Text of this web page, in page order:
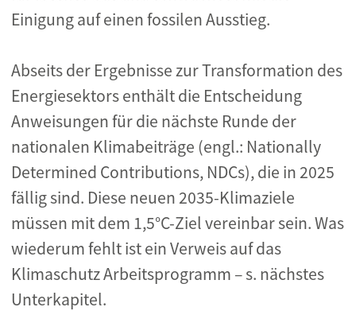
Einigung auf einen fossilen Ausstieg.
Abseits der Ergebnisse zur Transformation des
Energiesektors enthält die Entscheidung
Anweisungen für die nächste Runde der
nationalen Klimabeiträge (engl.: Nationally
Determined Contributions, NDCs), die in 2025
fällig sind. Diese neuen 2035-Klimaziele
müssen mit dem 1,5°C-Ziel vereinbar sein. Was
wiederum fehlt ist ein Verweis auf das
Klimaschutz Arbeitsprogramm – s. nächstes
Unterkapitel.